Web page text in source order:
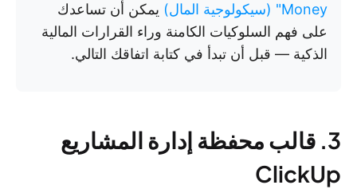
Money" (سيكولوجية المال)
يمكن أن تساعدك
على فهم السلوكيات الكامنة وراء القرارات المالية
الذكية — قبل أن تبدأ في كتابة اتفاقك التالي.
3. قالب محفظة إدارة المشاريع
ClickUp